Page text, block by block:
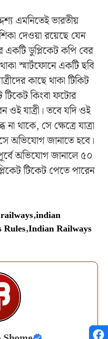
এমনিতেই ভারতীয়
দেওয়া রয়েছে যেন
একটি ডুপ্লিকেট কপি বের
স্মার্টফোনে একটি ছবি
কাছে থাকা টিকিট
টিকেট কিংবা ফটোর
ওই যাত্রী। তবে যদি ওই
থাকে, সে ক্ষেত্রে যাত্রা
অভিযোগ জানাতে হবে।
অভিযোগ জানালে ৫০
টিকেট পেতে পারেন
,indian
,Indian Railways